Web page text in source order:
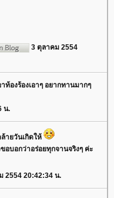
3 ตุลาคม 2554
ท้องร้องเอาๆ อยากทานมากๆ
น.
ายวันเกิดให้
อบอกว่าอร่อยทุกจานจริงๆ ค่ะ
2554 20:42:34 น.